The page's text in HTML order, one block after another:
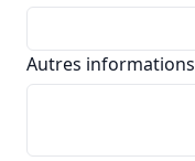
Autres informations